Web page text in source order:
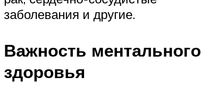
заболевания и другие.
Важность ментального
здоровья